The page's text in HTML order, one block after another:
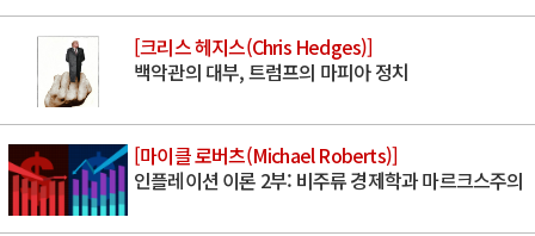
[크리스 헤지스(Chris Hedges)]
백악관의 대부, 트럼프의 마피아 정치
[마이클 로버츠(Michael Roberts)]
인플레이션 이론 2부: 비주류 경제학과 마르크스주의